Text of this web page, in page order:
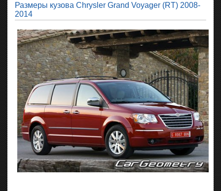
Размеры кузова Chrysler Grand Voyager (RT) 2008-
2014